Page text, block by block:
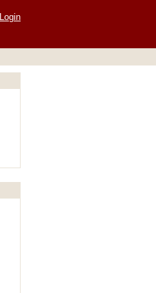
Login